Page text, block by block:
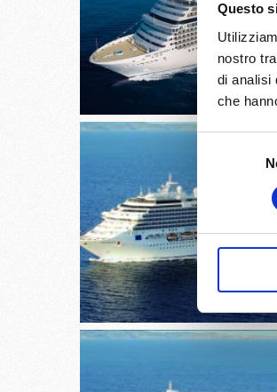
Questo
nostro
di analisi
che
consenso